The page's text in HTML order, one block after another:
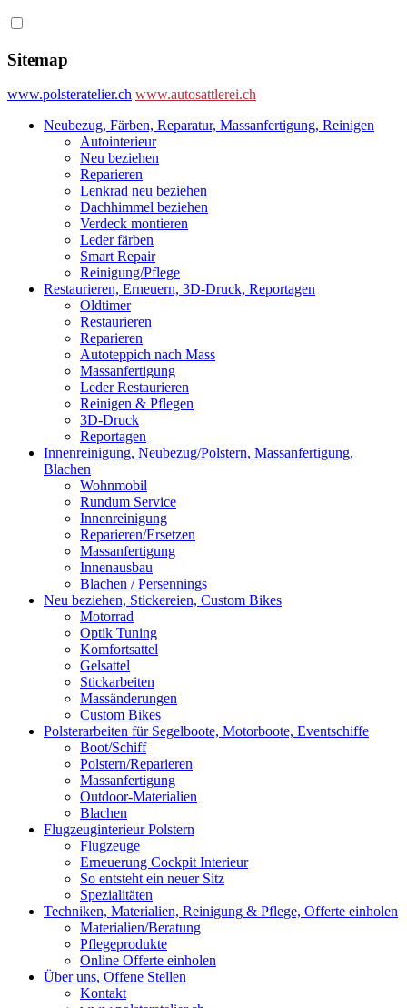
Sitemap
www.polsteratelier.ch www.autosattlerei.ch
Neubezug, Färben, Reparatur, Massanfertigung, Reinigen
Autointerieur
Neu beziehen
Reparieren
Lenkrad neu beziehen
Dachhimmel beziehen
Verdeck montieren
Leder färben
Smart Repair
Reinigung/Pflege
Restaurieren, Erneuern, 3D-Druck, Reportagen
Oldtimer
Restaurieren
Reparieren
Autoteppich nach Mass
Massanfertigung
Leder Restaurieren
Reinigen & Pflegen
3D-Druck
Reportagen
Innenreinigung, Neubezug/Polstern, Massanfertigung,
Blachen
Wohnmobil
Rundum Service
Innenreinigung
Reparieren/Ersetzen
Massanfertigung
Innenausbau
Blachen / Persennings
Neu beziehen, Stickereien, Custom Bikes
Motorrad
Optik Tuning
Komfortsattel
Gelsattel
Stickarbeiten
Massänderungen
Custom Bikes
Polsterarbeiten für Segelboote, Motorboote, Eventschiffe
Boot/Schiff
Polstern/Reparieren
Massanfertigung
Outdoor-Materialien
Blachen
Flugzeuginterieur Polstern
Flugzeuge
Erneuerung Cockpit Interieur
So entsteht ein neuer Sitz
Spezialitäten
Techniken, Materialien, Reinigung & Pflege, Offerte einholen
Materialien/Beratung
Pflegeprodukte
Online Offerte einholen
Über uns, Offene Stellen
Kontakt